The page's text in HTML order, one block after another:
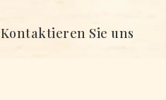
Kontaktieren Sie uns